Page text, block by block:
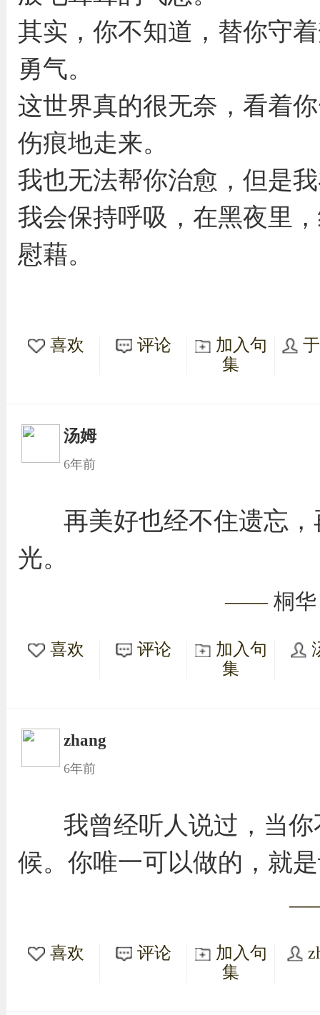
其实，你不知道，替你守
勇气。
这世界真的很无奈，看着
伤痕地走来。
我也无法帮你治愈，但是
我会保持呼吸，在黑夜里
慰藉。
喜欢 评论
加入句
集
汤姆
6年前
再美好也经不住遗忘
光。
—— 桐华
喜欢 评论
加入句
集
zhang
6年前
我曾经听人说过，当
候。你唯一可以做的，就
喜欢 评论
加入句
集